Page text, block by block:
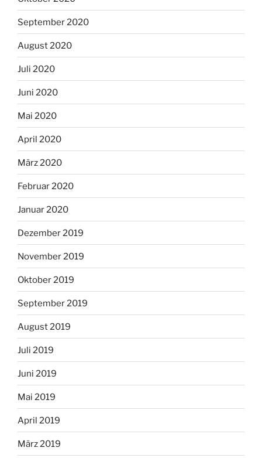
September 2020
August 2020
Juli 2020
Juni 2020
Mai 2020
April 2020
März 2020
Februar 2020
Januar 2020
Dezember 2019
November 2019
Oktober 2019
September 2019
August 2019
Juli 2019
Juni 2019
Mai 2019
April 2019
März 2019